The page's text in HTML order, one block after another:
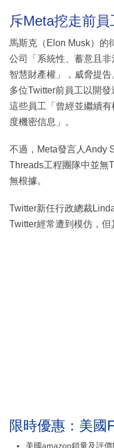
斥Meta挖走前員
馬斯克（Elon Musk）的
公司「系統性、蓄意且
智慧財產權」，威脅提
多位Twitter前員工以開
這些員工「曾經並繼續
度機密信息」。
不過，Meta發言人Andy
Threads工程團隊中並無
無根據。
Twitter新任行政總裁
Twitter經常遭到模仿，但
限時優惠：美國
美國amazon鎖量及評價